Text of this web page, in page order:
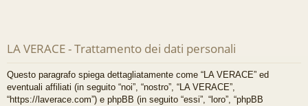
LA VERACE - Trattamento dei dati personali
Questo paragrafo spiega dettagliatamente come “LA VERACE” ed
eventuali affiliati (in seguito “noi”, “nostro”, “LA VERACE”,
“https://laverace.com”) e phpBB (in seguito “essi”, “loro”, “phpBB